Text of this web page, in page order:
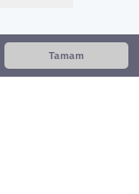
Tamam